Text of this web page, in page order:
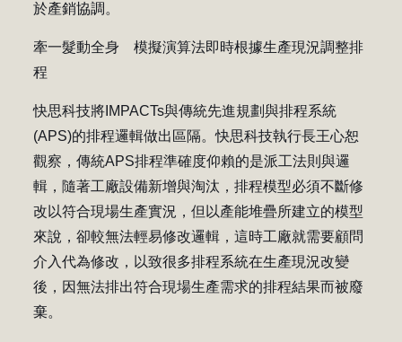
於產銷協調。
牽一髮動全身 模擬演算法即時根據生產現況調整排
程
快思科技將IMPACTs與傳統先進規劃與排程系統
(APS)的排程邏輯做出區隔。快思科技執行長王心恕
觀察，傳統APS排程準確度仰賴的是派工法則與邏
輯，隨著工廠設備新增與淘汰，排程模型必須不斷修
改以符合現場生產實況，但以產能堆疊所建立的模型
來說，卻較無法輕易修改邏輯，這時工廠就需要顧問
介入代為修改，以致很多排程系統在生產現況改變
後，因無法排出符合現場生產需求的排程結果而被廢
棄。